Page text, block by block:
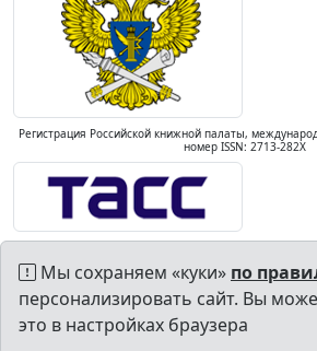
Регистрация Российской книжной палаты,
номер ISSN: 2713-282X
Мы сохраняем «куки» по
персонализировать сайт. Вы
это в настройках браузера